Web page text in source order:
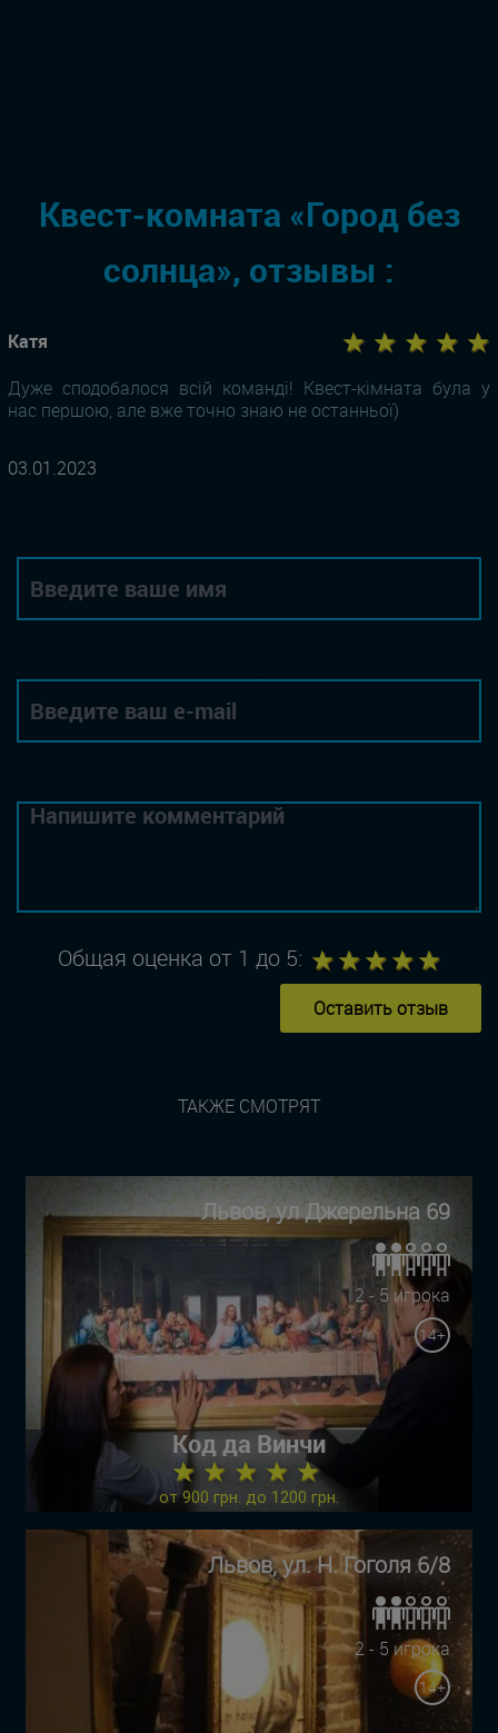
Квест-комната «Город без
солнца», отзывы :
Катя ★ ★ ★ ★ ★
Дуже сподобалося всій команді! Квест-кімната була у
нас першою, але вже точно знаю не останньої)
03.01.2023
Общая оценка от 1 до 5: 4
3
2
1
Оставить отзыв
ТАКЖЕ СМОТРЯТ
Львов, ул Джерельна 69
2 - 5 игрока
14+
Код да Винчи
★ ★ ★ ★ ★
от 900 грн. до 1200 грн.
Львов, ул. Н. Гоголя 6/8
2 - 5 игрока
14+